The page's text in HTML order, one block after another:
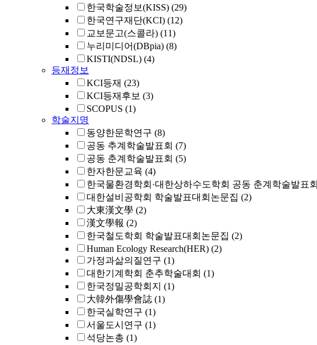
한국학술정보(KISS) (29)
한국연구재단(KCI) (12)
교보문고(스콜라) (11)
누리미디어(DBpia) (8)
KISTI(NDSL) (4)
등재정보
KCI등재 (23)
KCI등재후보 (3)
SCOPUS (1)
학술지명
동양한문학연구 (8)
공동 추계학술발표회 (7)
공동 춘계학술발표회 (5)
한자한문교육 (4)
한국물환경학회·대한상하수도학회 공동 춘계학술발표회
대한설비공학회 학술발표대회논문집 (2)
大東漢文學 (2)
漢文學報 (2)
한국철도학회 학술발표대회논문집 (2)
Human Ecology Research(HER) (2)
가정과삶의질연구 (1)
대한기계학회 춘추학술대회 (1)
한국정밀공학회지 (1)
大韓外傷學會誌 (1)
한국실학연구 (1)
서울도시연구 (1)
석당논총 (1)